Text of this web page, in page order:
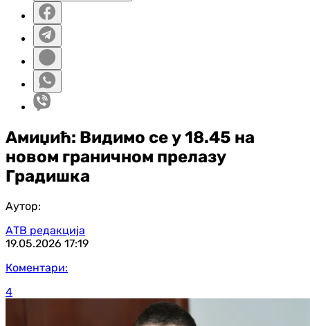
Амиџић: Видимо се у 18.45 на
новом граничном прелазу
Градишка
Аутор:
АТВ редакција
19.05.2026 17:19
Коментари:
4